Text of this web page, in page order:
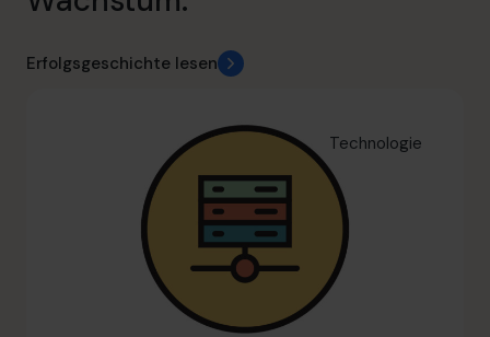
Erfolgsgeschichte lesen
Technologie